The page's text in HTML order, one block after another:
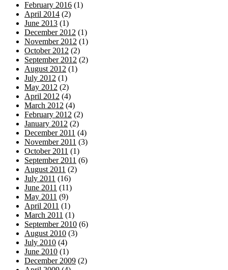
February 2016 (1)
April 2014 (2)
June 2013 (1)
December 2012 (1)
November 2012 (1)
October 2012 (2)
September 2012 (2)
August 2012 (1)
July 2012 (1)
May 2012 (2)
April 2012 (4)
March 2012 (4)
February 2012 (2)
January 2012 (2)
December 2011 (4)
November 2011 (3)
October 2011 (1)
September 2011 (6)
August 2011 (2)
July 2011 (16)
June 2011 (11)
May 2011 (9)
April 2011 (1)
March 2011 (1)
September 2010 (6)
August 2010 (3)
July 2010 (4)
June 2010 (1)
December 2009 (2)